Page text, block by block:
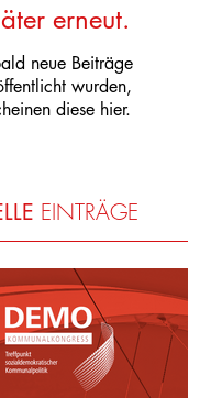
erneut.
neue Beiträge
wurden,
diese hier.
EINTRÄGE